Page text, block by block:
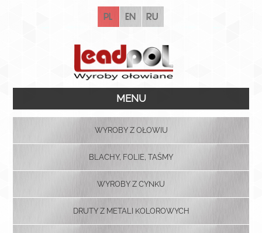
pl en ru
MENU
WYROBY Z OŁOWIU
BLACHY, FOLIE, TAŚMY
WYROBY Z CYNKU
DRUTY Z METALI KOLOROWYCH